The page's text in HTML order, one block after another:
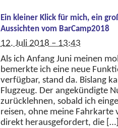
Ein kleiner Klick für mich, ein
Aussichten vom BarCamp2018
12. Juli 2018 – 13:43
Als ich Anfang Juni meinen
bemerkte ich eine neue
verfügbar, stand da. Bislang
Flugzeug. Der angekündigte
zurücklehnen, sobald ich
reisen, ohne meine Fahrkarte
direkt herausgefordert, die